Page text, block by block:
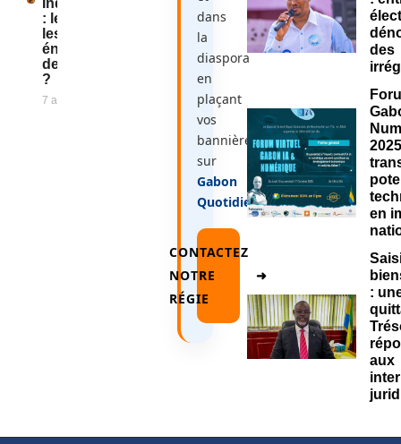
Industrialisation
: le Gabon a-t-il
les moyens
énergétiques
de son ambition
?
7 août 2026
dans
la
diaspora
en
plaçant
vos
bannières
sur
Gabon
Quotidien.
CONTACTEZ
NOTRE
RÉGIE
➜
des
en
:
aux